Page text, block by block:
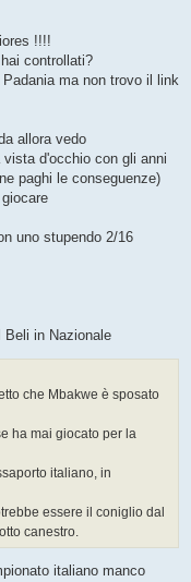
!!!!
controllati?
ma non trovo il link
allora vedo
d'occhio con gli anni
paghi le conseguenze)
uno stupendo 2/16
Beli in Nazionale
che Mbakwe è sposato
ha mai giocato per la
italiano, in
essere il coniglio dal
canestro.
italiano manco